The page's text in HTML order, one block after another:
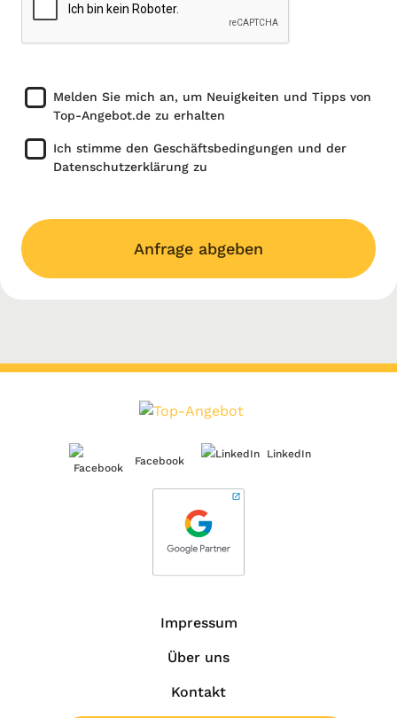
Melden Sie mich an, um Neuigkeiten und Tipps von
Top-Angebot.de zu erhalten
Ich stimme den Geschäftsbedingungen und der
Datenschutzerklärung zu
Anfrage abgeben
Facebook
LinkedIn
Impressum
Über uns
Kontakt